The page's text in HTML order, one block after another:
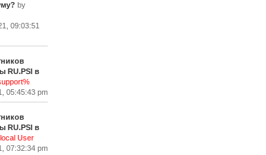
by
09:03:51
RU.PSI в
05:45:43 pm
RU.PSI в
User
07:32:34 pm